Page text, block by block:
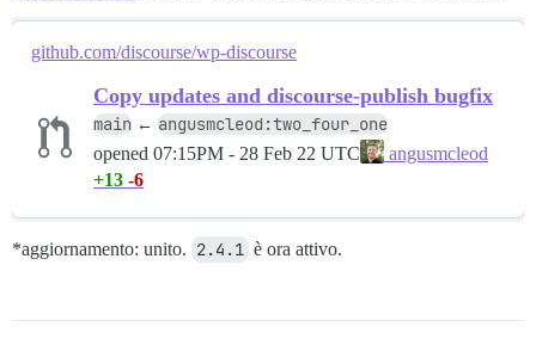
github.com/discourse/wp-discourse
Copy updates and discourse-publish bugfix
main ← angusmcleod:two_four_one
opened 07:15PM - 28 Feb 22 UTC
angusmcleod
+13 -6
*aggiornamento: unito. 2.4.1 è ora attivo.